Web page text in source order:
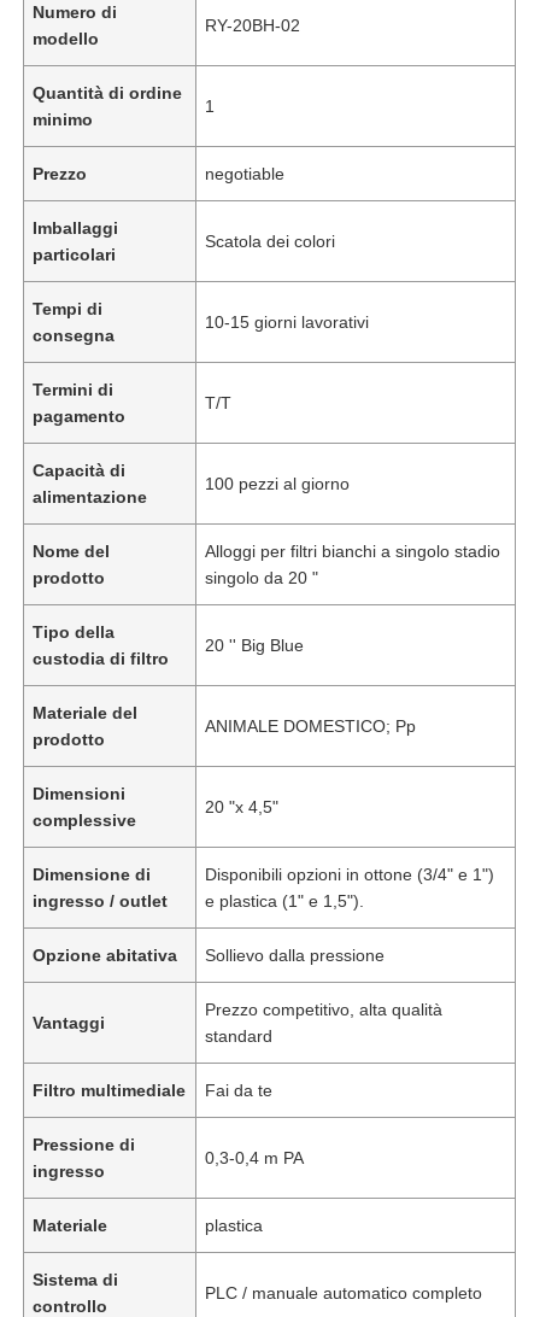
Numero di
modello
RY-20BH-02
Quantità di ordine
minimo
1
Prezzo negotiable
Imballaggi
particolari
Scatola dei colori
Tempi di
consegna
10-15 giorni lavorativi
Termini di
pagamento
T/T
Capacità di
alimentazione
100 pezzi al giorno
Nome del
prodotto
Alloggi per filtri bianchi a singolo stadio
singolo da 20 "
Tipo della
custodia di filtro
20 '' Big Blue
Materiale del
prodotto
ANIMALE DOMESTICO; Pp
Dimensioni
complessive
20 "x 4,5"
Dimensione di
ingresso / outlet
Disponibili opzioni in ottone (3/4" e 1")
e plastica (1" e 1,5").
Opzione abitativa Sollievo dalla pressione
Vantaggi
Prezzo competitivo, alta qualità
standard
Filtro multimediale Fai da te
Pressione di
ingresso
0,3-0,4 m PA
Materiale plastica
Sistema di
controllo
PLC / manuale automatico completo